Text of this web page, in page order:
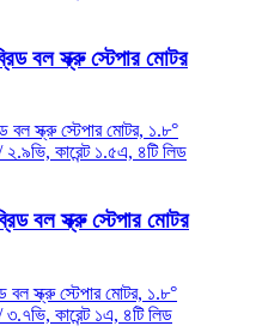
বল স্ক্রু স্টেপার মোটর
বল স্ক্রু স্টেপার মোটর